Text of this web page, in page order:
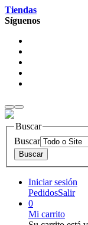
Tiendas
Síguenos
Buscar
Buscar
Iniciar sesión
PedidosSalir
0
Mi carrito